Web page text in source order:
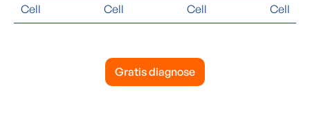
Cell
Cell Cell Cell
Gratis diagnose